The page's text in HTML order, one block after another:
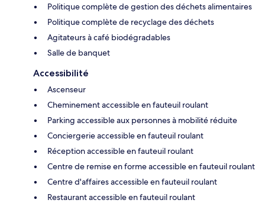
Politique complète de gestion des déchets alimentaires
Politique complète de recyclage des déchets
Agitateurs à café biodégradables
Salle de banquet
Accessibilité
Ascenseur
Cheminement accessible en fauteuil roulant
Parking accessible aux personnes à mobilité réduite
Conciergerie accessible en fauteuil roulant
Réception accessible en fauteuil roulant
Centre de remise en forme accessible en fauteuil roulant
Centre d'affaires accessible en fauteuil roulant
Restaurant accessible en fauteuil roulant